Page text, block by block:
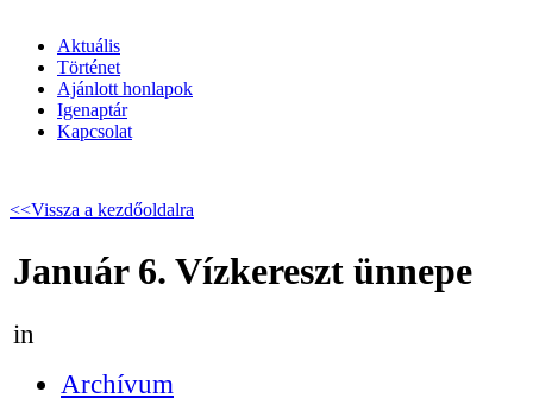
Aktuális
Történet
Ajánlott honlapok
Igenaptár
Kapcsolat
<<Vissza a kezdőoldalra
Január 6. Vízkereszt ünnepe
in
Archívum